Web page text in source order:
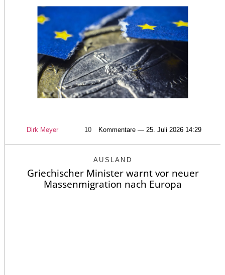
Dirk Meyer 10 Kommentare — 25. Juli 2026 14:29
AUSLAND
Griechischer Minister warnt vor neuer
Massenmigration nach Europa